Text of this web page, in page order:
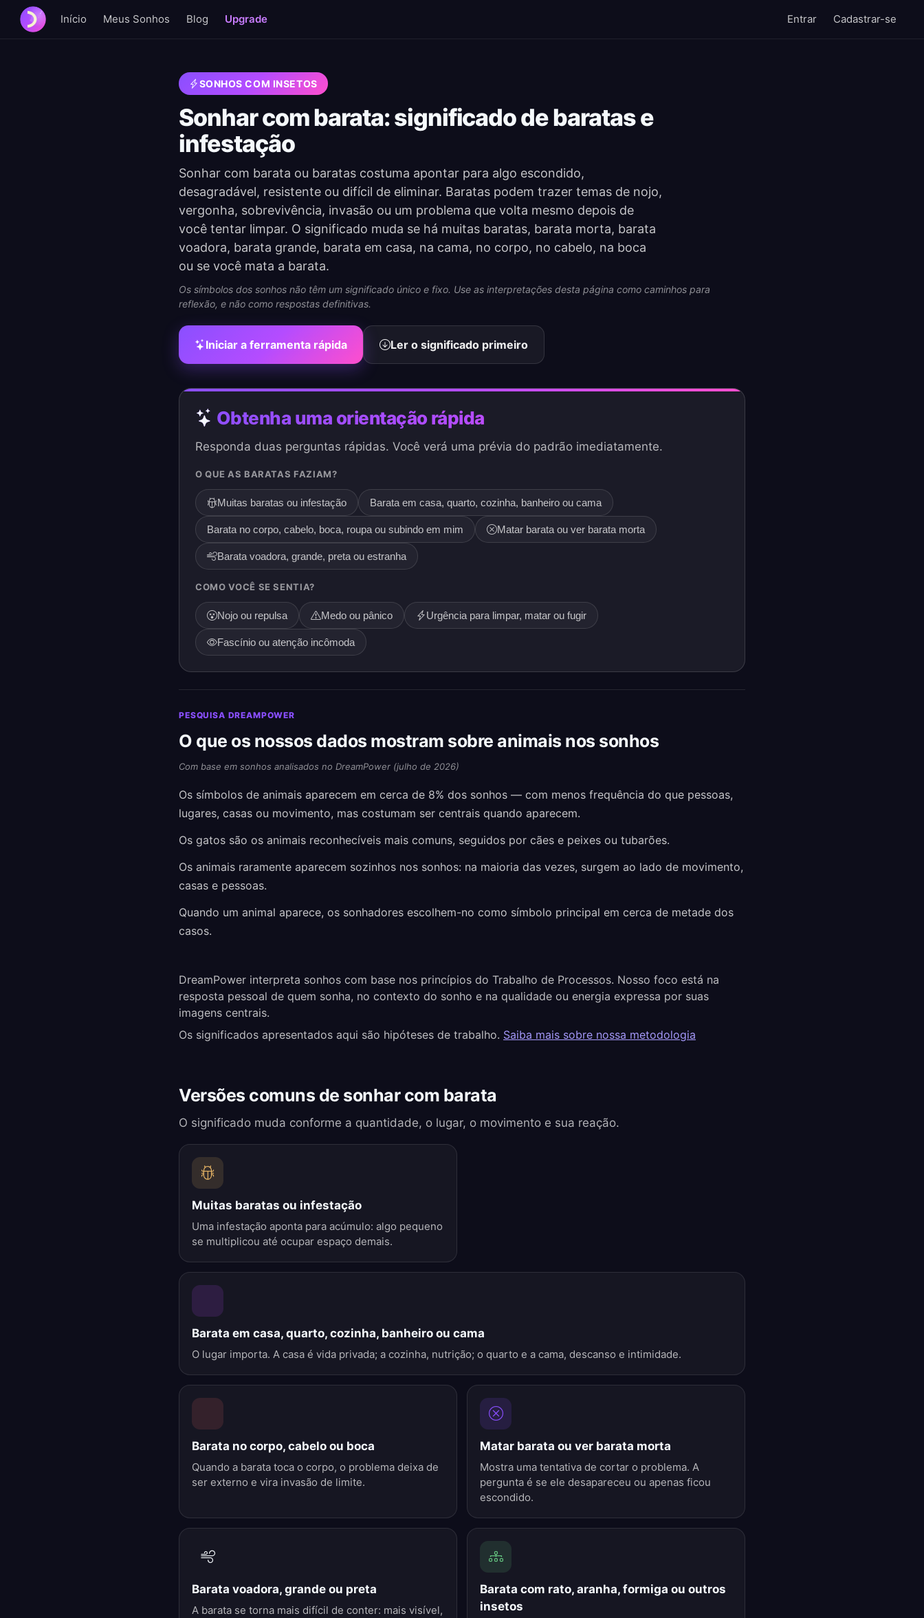
Início Meus Sonhos Blog Upgrade Entrar Cadastrar-se
SONHOS COM INSETOS
Sonhar com barata: significado de baratas e
infestação
Sonhar com barata ou baratas costuma apontar para algo escondido,
desagradável, resistente ou difícil de eliminar. Baratas podem trazer temas de nojo,
vergonha, sobrevivência, invasão ou um problema que volta mesmo depois de
você tentar limpar. O significado muda se há muitas baratas, barata morta, barata
voadora, barata grande, barata em casa, na cama, no corpo, no cabelo, na boca
ou se você mata a barata.
Os símbolos dos sonhos não têm um significado único e fixo. Use as interpretações desta página como caminhos para
reflexão, e não como respostas definitivas.
Iniciar a ferramenta rápida Ler o significado primeiro
Obtenha uma orientação rápida
Responda duas perguntas rápidas. Você verá uma prévia do padrão imediatamente.
O QUE AS BARATAS FAZIAM?
Muitas baratas ou infestação Barata em casa, quarto, cozinha, banheiro ou cama
Barata no corpo, cabelo, boca, roupa ou subindo em mim Matar barata ou ver barata morta
Barata voadora, grande, preta ou estranha
COMO VOCÊ SE SENTIA?
Nojo ou repulsa Medo ou pânico Urgência para limpar, matar ou fugir
Fascínio ou atenção incômoda
PESQUISA DREAMPOWER
O que os nossos dados mostram sobre animais nos sonhos
Com base em sonhos analisados no DreamPower (julho de 2026)
Os símbolos de animais aparecem em cerca de 8% dos sonhos — com menos frequência do que pessoas,
lugares, casas ou movimento, mas costumam ser centrais quando aparecem.
Os gatos são os animais reconhecíveis mais comuns, seguidos por cães e peixes ou tubarões.
Os animais raramente aparecem sozinhos nos sonhos: na maioria das vezes, surgem ao lado de movimento,
casas e pessoas.
Quando um animal aparece, os sonhadores escolhem-no como símbolo principal em cerca de metade dos
casos.
DreamPower interpreta sonhos com base nos princípios do Trabalho de Processos. Nosso foco está na
resposta pessoal de quem sonha, no contexto do sonho e na qualidade ou energia expressa por suas
imagens centrais.
Os significados apresentados aqui são hipóteses de trabalho. Saiba mais sobre nossa metodologia
Versões comuns de sonhar com barata
O significado muda conforme a quantidade, o lugar, o movimento e sua reação.
Muitas baratas ou infestação
Uma infestação aponta para acúmulo: algo pequeno
se multiplicou até ocupar espaço demais.
Barata em casa, quarto, cozinha, banheiro ou cama
O lugar importa. A casa é vida privada; a cozinha, nutrição; o quarto e a cama, descanso e intimidade.
Barata no corpo, cabelo ou boca
Quando a barata toca o corpo, o problema deixa de
ser externo e vira invasão de limite.
Matar barata ou ver barata morta
Mostra uma tentativa de cortar o problema. A
pergunta é se ele desapareceu ou apenas ficou
escondido.
Barata voadora, grande ou preta
A barata se torna mais difícil de conter: mais visível,
Barata com rato, aranha, formiga ou outros
insetos